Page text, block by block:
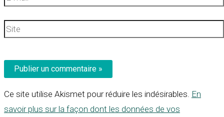
Site
Ce site utilise Akismet pour réduire les indésirables. En
savoir plus sur la façon dont les données de vos